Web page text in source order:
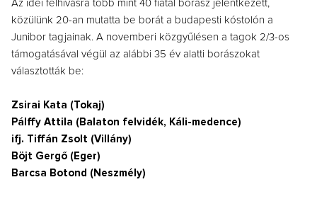
Az idei felhívásra több mint 40 fiatal borász jelentkezett,
közülünk 20-an mutatta be borát a budapesti kóstolón a
Junibor tagjainak. A novemberi közgyűlésen a tagok 2/3-os
támogatásával végül az alábbi 35 év alatti borászokat
választották be:
Zsirai Kata (Tokaj)
Pálffy Attila (Balaton felvidék, Káli-medence)
ifj. Tiffán Zsolt (Villány)
Böjt Gergő (Eger)
Barcsa Botond (Neszmély)